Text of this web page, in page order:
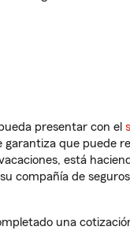
presentar con el
garantiza que puede
está
compañía de
una